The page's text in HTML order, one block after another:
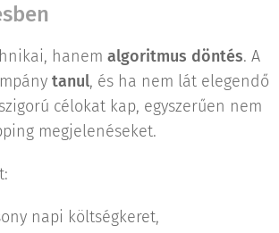
hanem algoritmus döntés. A
tanul, és ha nem lát elegendő
célokat kap, egyszerűen nem
megjelenéseket.
napi költségkeret,